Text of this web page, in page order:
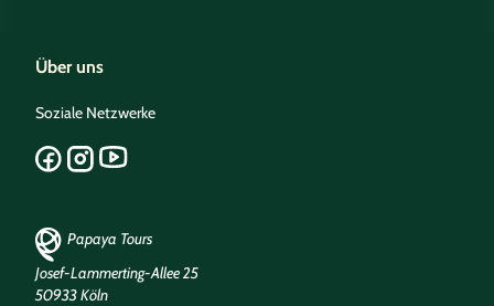
Über uns
Soziale Netzwerke
Papaya Tours
Josef-Lammerting-Allee 25
50933 Köln